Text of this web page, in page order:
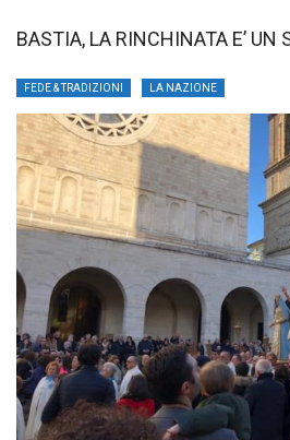
BASTIA, LA RINCHINATA E’ UN
FEDE & TRADIZIONI LA NAZIONE